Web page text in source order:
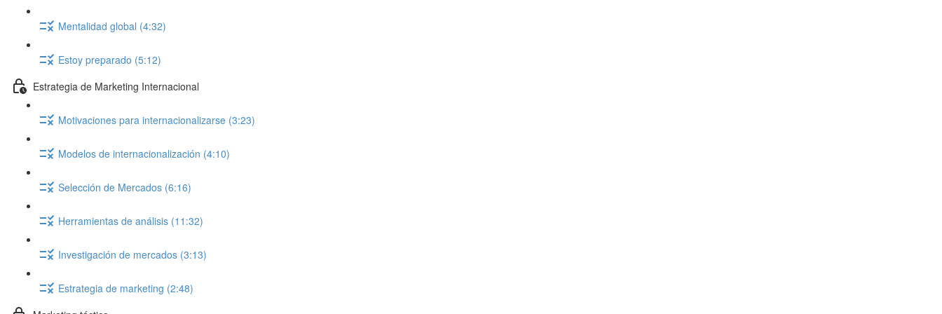
Mentalidad global (4:32)
Estoy preparado (5:12)
Estrategia de Marketing Internacional
Motivaciones para internacionalizarse (3:23)
Modelos de internacionalización (4:10)
Selección de Mercados (6:16)
Herramientas de análisis (11:32)
Investigación de mercados (3:13)
Estrategia de marketing (2:48)